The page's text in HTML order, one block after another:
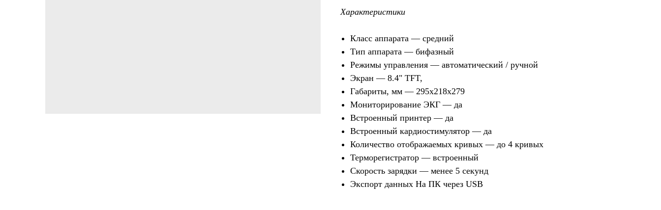
Характеристики
Класс аппарата — cредний
Тип аппарата — бифазный
Режимы управления — автоматический / ручной
Экран — 8.4" TFT,
Габариты, мм — 295х218х279
Мониторирование ЭКГ — да
Встроенный принтер — да
Встроенный кардиостимулятор — да
Количество отображаемых кривых — до 4 кривых
Терморегистратор — встроенный
Скорость зарядки — менее 5 секунд
Экспорт данных На ПК через USB